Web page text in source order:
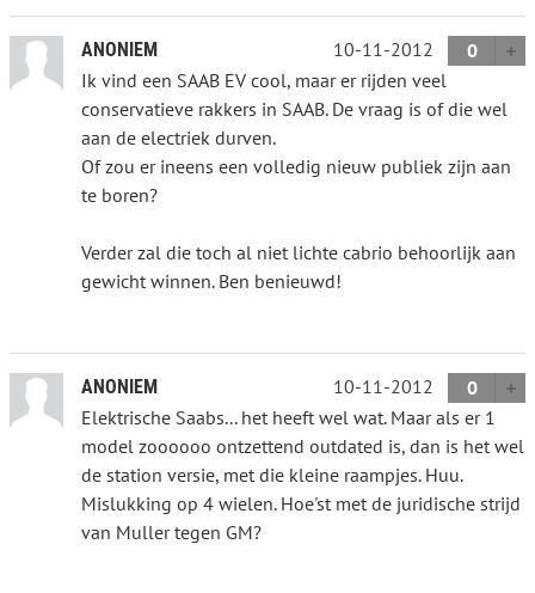
ANONIEM 10-11-2012
0
Ik vind een SAAB EV cool, maar er rijden veel
conservatieve rakkers in SAAB. De vraag is of die wel
aan de electriek durven.
Of zou er ineens een volledig nieuw publiek zijn aan
te boren?
Verder zal die toch al niet lichte cabrio behoorlijk aan
gewicht winnen. Ben benieuwd!
ANONIEM 10-11-2012
0
Elektrische Saabs... het heeft wel wat. Maar als er 1
model zoooooo ontzettend outdated is, dan is het wel
de station versie, met die kleine raampjes. Huu.
Mislukking op 4 wielen. Hoe'st met de juridische strijd
van Muller tegen GM?